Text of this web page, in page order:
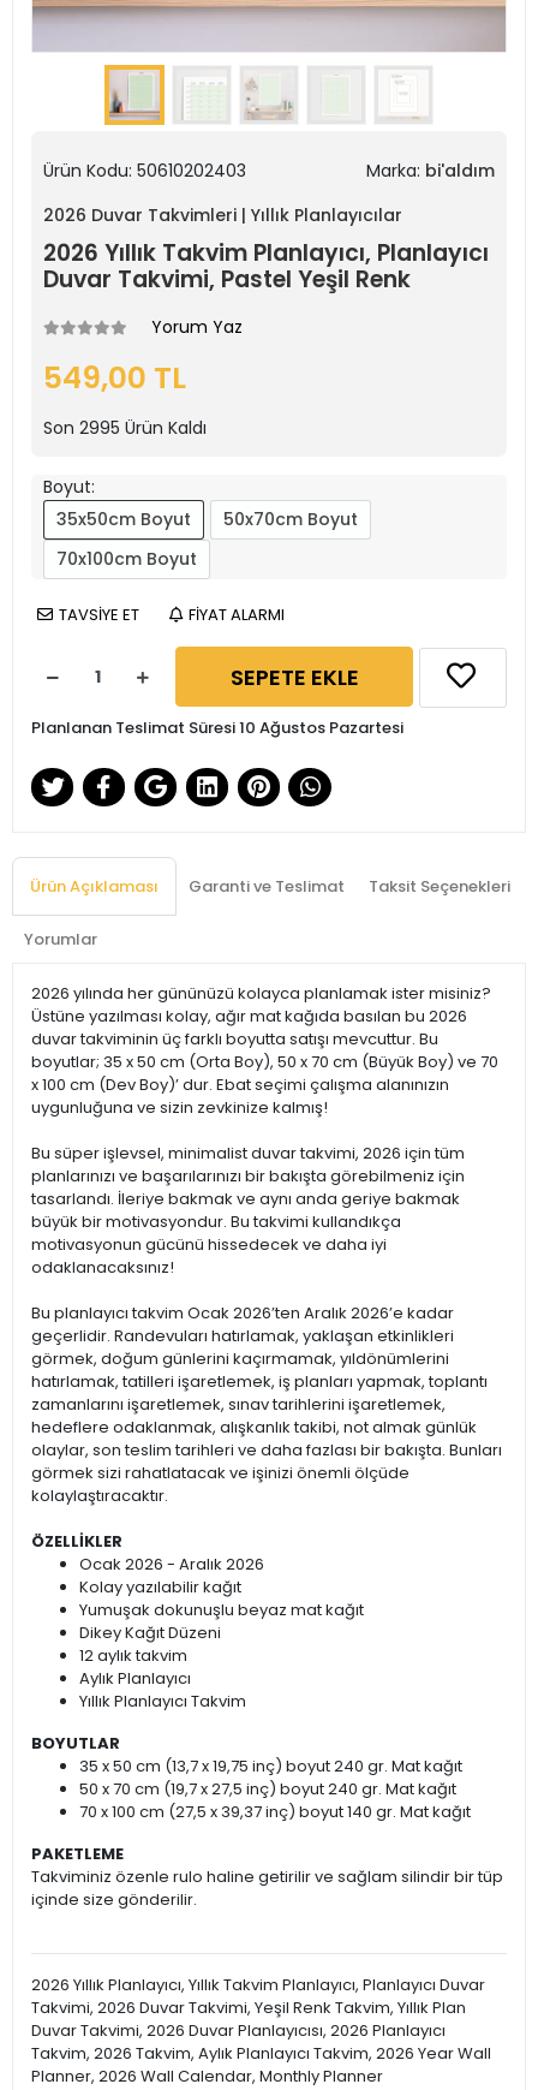
Ürün Kodu: 50610202403 Marka: bi'aldım
2026 Duvar Takvimleri | Yıllık Planlayıcılar
2026 Yıllık Takvim Planlayıcı, Planlayıcı
Duvar Takvimi, Pastel Yeşil Renk
Yorum Yaz
549,00 TL
Son 2995 Ürün Kaldı
Boyut:
35x50cm Boyut
50x70cm Boyut
70x100cm Boyut
TAVSİYE ET FİYAT ALARMI
SEPETE EKLE
Planlanan Teslimat Süresi 10 Ağustos Pazartesi
Ürün Açıklaması Garanti ve Teslimat Taksit Seçenekleri
Yorumlar
2026 yılında her gününüzü kolayca planlamak ister misiniz?
Üstüne yazılması kolay, ağır mat kağıda basılan bu 2026
duvar takviminin üç farklı boyutta satışı mevcuttur. Bu
boyutlar; 35 x 50 cm (Orta Boy), 50 x 70 cm (Büyük Boy) ve 70
x 100 cm (Dev Boy)’ dur. Ebat seçimi çalışma alanınızın
uygunluğuna ve sizin zevkinize kalmış!
Bu süper işlevsel, minimalist duvar takvimi, 2026 için tüm
planlarınızı ve başarılarınızı bir bakışta görebilmeniz için
tasarlandı. İleriye bakmak ve aynı anda geriye bakmak
büyük bir motivasyondur. Bu takvimi kullandıkça
motivasyonun gücünü hissedecek ve daha iyi
odaklanacaksınız!
Bu planlayıcı takvim Ocak 2026’ten Aralık 2026’e kadar
geçerlidir. Randevuları hatırlamak, yaklaşan etkinlikleri
görmek, doğum günlerini kaçırmamak, yıldönümlerini
hatırlamak, tatilleri işaretlemek, iş planları yapmak, toplantı
zamanlarını işaretlemek, sınav tarihlerini işaretlemek,
hedeflere odaklanmak, alışkanlık takibi, not almak günlük
olaylar, son teslim tarihleri ve daha fazlası bir bakışta. Bunları
görmek sizi rahatlatacak ve işinizi önemli ölçüde
kolaylaştıracaktır.
ÖZELLİKLER
Ocak 2026 - Aralık 2026
Kolay yazılabilir kağıt
Yumuşak dokunuşlu beyaz mat kağıt
Dikey Kağıt Düzeni
12 aylık takvim
Aylık Planlayıcı
Yıllık Planlayıcı Takvim
BOYUTLAR
35 x 50 cm (13,7 x 19,75 inç) boyut 240 gr. Mat kağıt
50 x 70 cm (19,7 x 27,5 inç) boyut 240 gr. Mat kağıt
70 x 100 cm (27,5 x 39,37 inç) boyut 140 gr. Mat kağıt
PAKETLEME
Takviminiz özenle rulo haline getirilir ve sağlam silindir bir tüp
içinde size gönderilir.
2026 Yıllık Planlayıcı, Yıllık Takvim Planlayıcı, Planlayıcı Duvar
Takvimi, 2026 Duvar Takvimi, Yeşil Renk Takvim, Yıllık Plan
Duvar Takvimi, 2026 Duvar Planlayıcısı, 2026 Planlayıcı
Takvim, 2026 Takvim, Aylık Planlayıcı Takvim, 2026 Year Wall
Planner, 2026 Wall Calendar, Monthly Planner